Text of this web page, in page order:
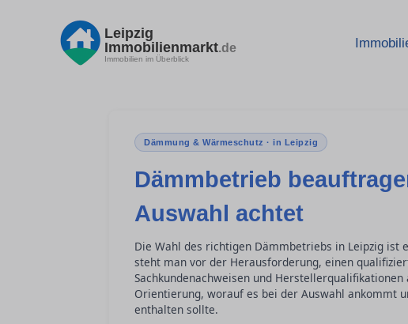
Leipzig
Immobilienmarkt.de
Immobilien im Überblick
Dämmung & Wärmeschutz · in Leipzig
Dämmbetrieb
Auswahl achtet
Die Wahl des richtigen Dämmbetriebs in Leipzig
steht man vor der Herausforderung, einen
Sachkundenachweisen und
Orientierung, worauf es bei der Auswahl ankommt
enthalten sollte.